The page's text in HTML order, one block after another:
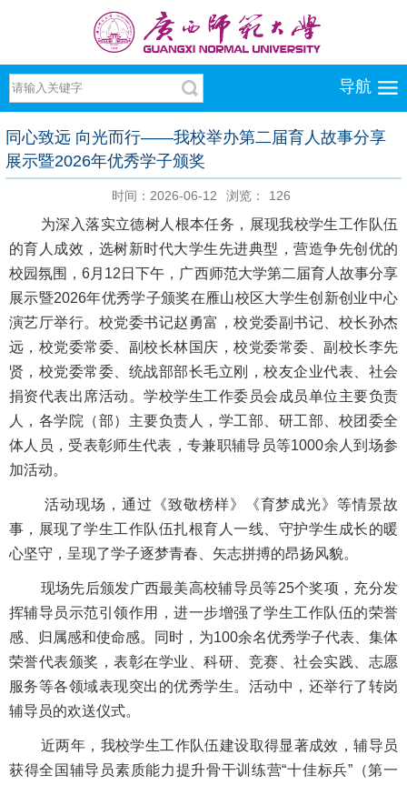
导航
同心致远 向光而行——我校举办第二届育人故事分享
展示暨2026年优秀学子颁奖
时间：2026-06-12 浏览： 126
为深入落实立德树人根本任务，展现我校学生工作队伍
的育人成效，选树新时代大学生先进典型，营造争先创优的
校园氛围，6月12日下午，广西师范大学第二届育人故事分享
展示暨2026年优秀学子颁奖在雁山校区大学生创新创业中心
演艺厅举行。校党委书记赵勇富，校党委副书记、校长孙杰
远，校党委常委、副校长林国庆，校党委常委、副校长李先
贤，校党委常委、统战部部长毛立刚，校友企业代表、社会
捐资代表出席活动。学校学生工作委员会成员单位主要负责
人，各学院（部）主要负责人，学工部、研工部、校团委全
体人员，受表彰师生代表，专兼职辅导员等1000余人到场参
加活动。
活动现场，通过《致敬榜样》《育梦成光》等情景故
事，展现了学生工作队伍扎根育人一线、守护学生成长的暖
心坚守，呈现了学子逐梦青春、矢志拼搏的昂扬风貌。
现场先后颁发广西最美高校辅导员等25个奖项，充分发
挥辅导员示范引领作用，进一步增强了学生工作队伍的荣誉
感、归属感和使命感。同时，为100余名优秀学子代表、集体
荣誉代表颁奖，表彰在学业、科研、竞赛、社会实践、志愿
服务等各领域表现突出的优秀学生。活动中，还举行了转岗
辅导员的欢送仪式。
近两年，我校学生工作队伍建设取得显著成效，辅导员
获得全国辅导员素质能力提升骨干训练营“十佳标兵”（第一